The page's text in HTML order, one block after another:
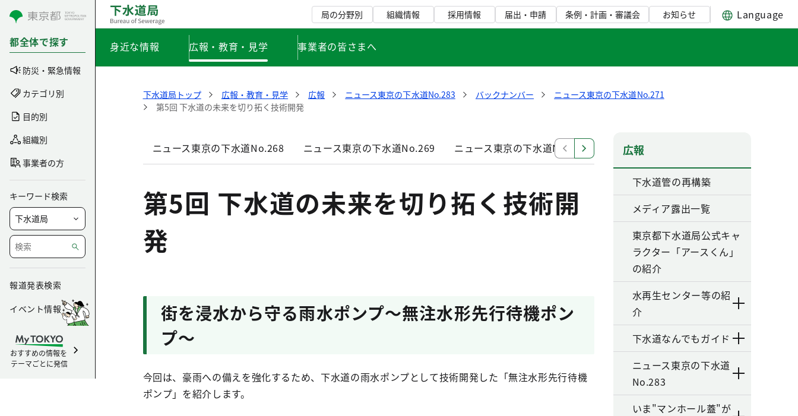
コンテンツにスキップ
都全体で探す
防災・緊急情報
カテゴリ別
目的別
組織別
事業者の方
キーワード検索
報道発表検索
イベント情報
おすすめの情報を
テーマごとに発信
局の分野別 組織情報 採用情報 届出・申請 条例・計画・審議会 お知らせ Language
身近な情報 広報・教育・見学 事業者の皆さまへ
下水道局トップ 広報・教育・見学 広報 ニュース東京の下水道No.283 バックナンバー
ニュース東京の下水道No.271
第5回 下水道の未来を切り拓く技術開発
ニュース東京の下水道No.268 ニュース東京の下水道No.269 ニュース東京の下水道No.267 ニュース東京の下水道No.270
第5回 下水道の未来を切り拓く技術開
発
街を浸水から守る雨水ポンプ～無注水形先行待機ポン
プ～
今回は、豪雨への備えを強化するため、下水道の雨水ポンプとして技術開発した「無注水形先行待機
ポンプ」を紹介します。
広報
下水道管の再構築
メディア露出一覧
東京都下水道局公式キャ
ラクター「アースくん」
の紹介
水再生センター等の紹
介
下水道なんでもガイド
ニュース東京の下水道
No.283
いま"マンホール蓋"が